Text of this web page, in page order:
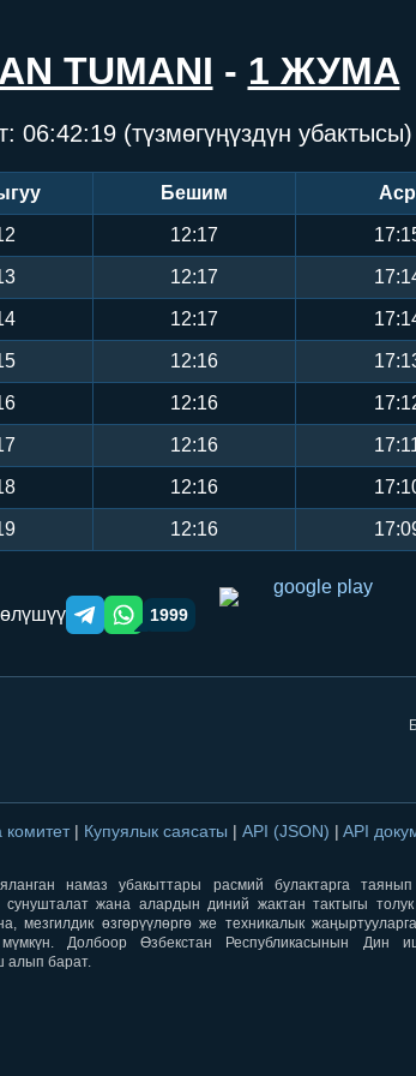
TUMANI - 1 ЖУМА
06:42:19(түзмөгүңүздүн убактысы)
Бешим Аср
12:17
12:17
12:17
12:16
12:16
12:16
12:16
12:16
Telegram orqali ulashish
WhatsApp orqali ulashish
1999
| Купуялык саясаты | API (JSON) | API
намаз убакыттары расмий булактарга
жана алардын диний жактан тактыгы толук
мезгилдик өзгөрүүлөргө же техникалык
Долбоор Өзбекстан Республикасынын Дин
алып барат.